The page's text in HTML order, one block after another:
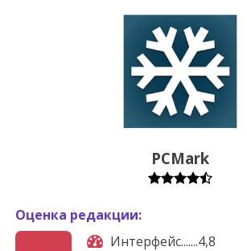
PCMark
Оценка редакции:
Интерфейс.......4,8